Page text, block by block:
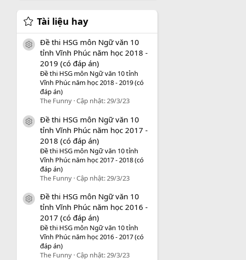
Tài liệu hay
icon tài liệu
Đề thi HSG môn Ngữ văn 10
tỉnh Vĩnh Phúc năm học 2018 -
2019 (có đáp án)
Đề thi HSG môn Ngữ văn 10 tỉnh
Vĩnh Phúc năm học 2018 - 2019 (có
đáp án)
The Funny Cập nhật:29/3/23
icon tài liệu
Đề thi HSG môn Ngữ văn 10
tỉnh Vĩnh Phúc năm học 2017 -
2018 (có đáp án)
Đề thi HSG môn Ngữ văn 10 tỉnh
Vĩnh Phúc năm học 2017 - 2018 (có
đáp án)
The Funny Cập nhật:29/3/23
icon tài liệu
Đề thi HSG môn Ngữ văn 10
tỉnh Vĩnh Phúc năm học 2016 -
2017 (có đáp án)
Đề thi HSG môn Ngữ văn 10 tỉnh
Vĩnh Phúc năm học 2016 - 2017 (có
đáp án)
The Funny Cập nhật:29/3/23